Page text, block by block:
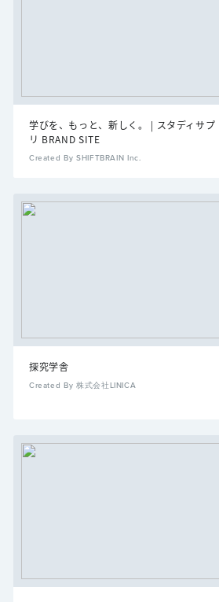
学びを、もっと、新しく。 | スタディサプ
リ BRAND SITE
Created By SHIFTBRAIN Inc.
探究学舎
Created By 株式会社LINICA